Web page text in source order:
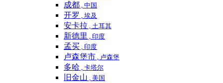
成都 , 中国
开罗 , 埃及
安卡拉 , 土耳其
新德里 , 印度
孟买 , 印度
卢森堡市 , 卢森堡
多哈 , 卡塔尔
旧金山 , 美国